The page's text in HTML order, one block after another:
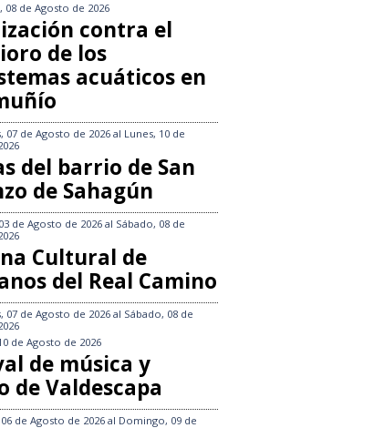
08 de Agosto de 2026
contra el
de los
acuáticos en
07 de Agosto de 2026 al Lunes, 10 de
del barrio de San
de Sahagún
de Agosto de 2026 al Sábado, 08 de
Cultural de
del Real Camino
07 de Agosto de 2026 al Sábado, 08 de
de Agosto de 2026
de música y
de Valdescapa
06 de Agosto de 2026al Domingo, 09 de